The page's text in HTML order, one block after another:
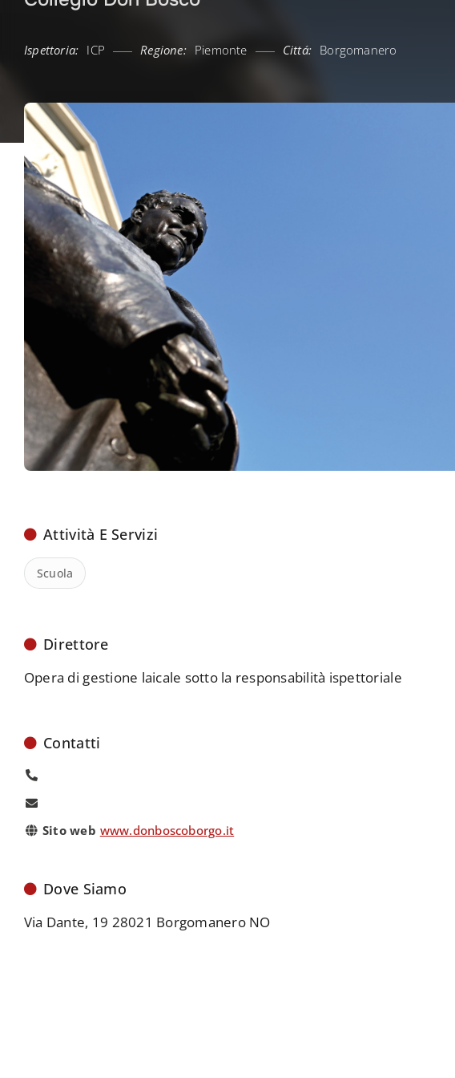
Ispettoria: ICP Regione: Piemonte Cittá: Borgomanero
Attività E Servizi
Scuola
Direttore
Opera di gestione laicale sotto la responsabilità ispettoriale
Contatti
Sito web www.donboscoborgo.it
Dove Siamo
Via Dante, 19 28021 Borgomanero NO